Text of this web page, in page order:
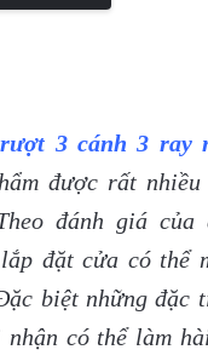
3 cánh 3 ray
được rất
đánh giá của
đặt cửa có thể
biệt những đặc
có thể làm